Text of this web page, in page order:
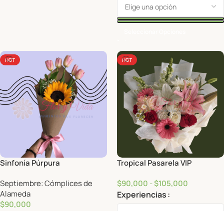
HOT
Sinfonía Púrpura
Septiembre: Cómplices de
Alameda
$90,000
HOT
Tropical Pasarela VIP
$90,000 -$105,000
Experiencias